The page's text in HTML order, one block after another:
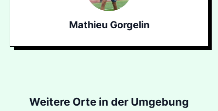
Mathieu Gorgelin
Weitere Orte in der Umgebung